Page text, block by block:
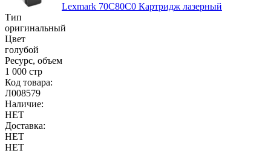
Lexmark 70C80C0 Картридж лазерный
Тип
оригинальный
Цвет
голубой
Ресурс, объем
1 000 стр
Код товара:
Л008579
Наличие:
НЕТ
Доставка:
НЕТ
НЕТ